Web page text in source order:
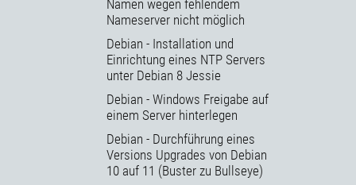
Namen wegen fehlendem
Nameserver nicht möglich
Debian - Installation und
Einrichtung eines NTP Servers
unter Debian 8 Jessie
Debian - Windows Freigabe auf
einem Server hinterlegen
Debian - Durchführung eines
Versions Upgrades von Debian
10 auf 11 (Buster zu Bullseye)